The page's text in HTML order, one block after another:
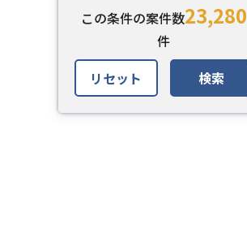
この条件の案件数23,280
件
リセット
検索